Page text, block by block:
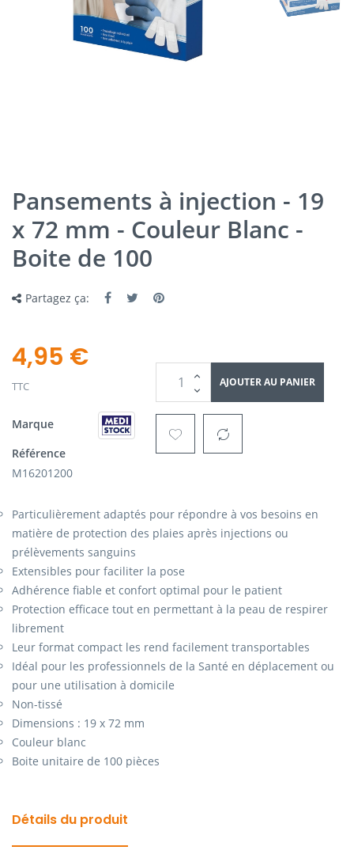
Pansements à injection - 19
x 72 mm - Couleur Blanc -
Boite de 100
Partagez ça:
4,95 €
TTC
Marque
Référence
M16201200
AJOUTER AU PANIER
Particulièrement adaptés pour répondre à vos besoins en
matière de protection des plaies après injections ou
prélèvements sanguins
Extensibles pour faciliter la pose
Adhérence fiable et confort optimal pour le patient
Protection efficace tout en permettant à la peau de respirer
librement
Leur format compact les rend facilement transportables
Idéal pour les professionnels de la Santé en déplacement ou
pour une utilisation à domicile
Non-tissé
Dimensions : 19 x 72 mm
Couleur blanc
Boite unitaire de 100 pièces
Détails du produit